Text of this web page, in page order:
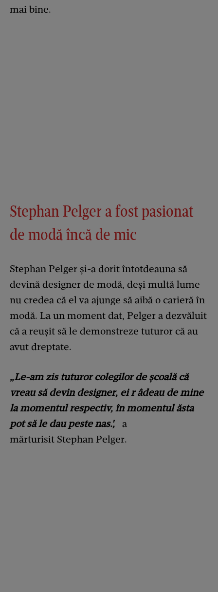
mai bine.
Stephan Pelger a fost pasionat
de modă încă de mic
Stephan Pelger și-a dorit întotdeauna să
devină designer de modă, deși multă lume
nu credea că el va ajunge să aibă o carieră în
modă. La un moment dat, Pelger a dezvăluit
că a reușit să le demonstreze tuturor că au
avut dreptate.
„Le-am zis tuturor colegilor de școală că
vreau să devin designer, ei r âdeau de mine
la momentul respectiv, în momentul ăsta
pot să le dau peste nas.',
a
mărturisit Stephan Pelger.